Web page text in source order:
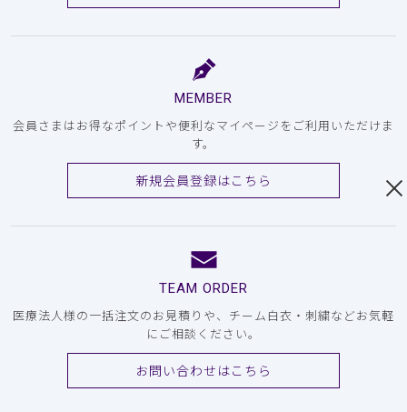
MEMBER
会員さまはお得なポイントや便利なマイページをご利用いただけま
す。
新規会員登録はこちら
TEAM ORDER
医療法人様の一括注文のお見積りや、チーム白衣・刺繍などお気軽
にご相談ください。
お問い合わせはこちら